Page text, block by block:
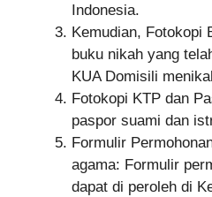
Indonesia.
Kemudian, Fotokopi
buku nikah yang
KUA Domisili
Fotokopi KTP dan
paspor suami dan
Formulir
agama: Formulir
dapat di peroleh di